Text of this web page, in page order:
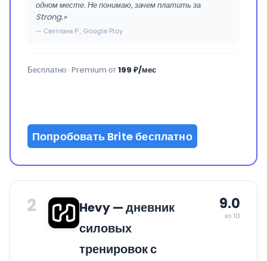
одном месте. Не понимаю, зачем платить за
Strong.»
— Светлана Р., Google Play
Бесплатно · Premium от199 ₽/мес
Попробовать Brite бесплатно
2
Hevy — дневник
силовых
тренировок с
9.0
из 10